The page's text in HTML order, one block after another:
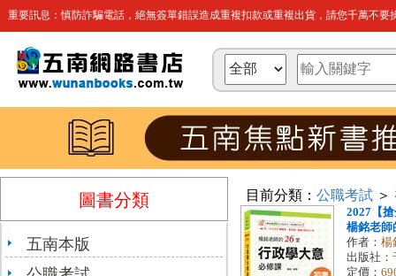
重要訊息：慎防詐騙電話，絕無簽單錯誤造成重複扣款或重複出貨，請您千萬不要
圖書分類
五南本版
目前分類： 公職考試 ＞
2027【
楊銘老師
作者： 楊
出版社：
定價：